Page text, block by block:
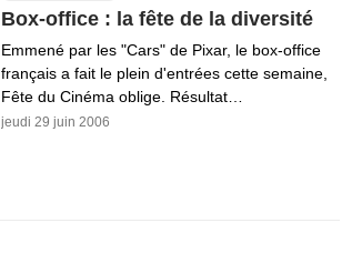
Box-office : la fête de la diversité
Emmené par les "Cars" de Pixar, le box-office
français a fait le plein d'entrées cette semaine,
Fête du Cinéma oblige. Résultat…
jeudi 29 juin 2006